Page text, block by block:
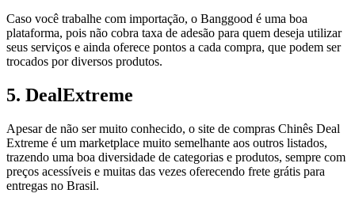
Caso você trabalhe com importação, o Banggood é uma boa
plataforma, pois não cobra taxa de adesão para quem deseja utilizar
seus serviços e ainda oferece pontos a cada compra, que podem ser
trocados por diversos produtos.
5. DealExtreme
Apesar de não ser muito conhecido, o site de compras Chinês Deal
Extreme é um marketplace muito semelhante aos outros listados,
trazendo uma boa diversidade de categorias e produtos, sempre com
preços acessíveis e muitas das vezes oferecendo frete grátis para
entregas no Brasil.